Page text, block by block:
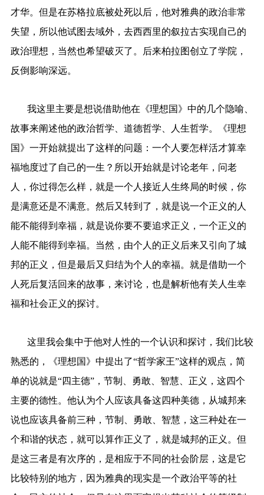
才华。但是在苏格拉底被处死以后，他对雅典的政治非常
失望，所以他试图去域外，去西西里的叙拉古实现自己的
政治理想，当然也希望破灭了。后来柏拉图创立了学院，
反倒影响深远。
我这里主要是想说借助他在《理想国》中的几个隐喻、
故事来阐述他的政治哲学、道德哲学、人生哲学。《理想
国》一开始就提出了这样的问题：一个人要怎样活才算幸
福地度过了自己的一生？所以开始就是讨论老年，问老
人，你过得怎么样，就是一个人接近人生终局的时候，你
是满意还是不满意。然后又转到了，就是说一个正义的人
能不能得到幸福，就是说你要不要追求正义，一个正义的
人能不能得到幸福。当然，由个人的正义后来又引向了城
邦的正义，但是最后又归结为个人的幸福。就是借助一个
人死后复活回来的故事，来讨论，也是解析他有关人生幸
福和社会正义的探讨。
这里我会集中于他对人性的一个认识和探讨，我们比较
熟悉的，《理想国》中提出了“哲学家王”这样的观点，简
单的说就是“四主德”，节制、勇敢、智慧、正义，这四个
主要的德性。他认为个人应该具备这四种美德，从城邦来
说也应该具备前三种，节制、勇敢、智慧，这三种处在一
个和谐的状态，就可以算作正义了，就是城邦的正义。但
是这三者是有次序的，是相应于不同的社会阶层，这是它
比较特别的地方，因为雅典的现实是一个政治平等的社